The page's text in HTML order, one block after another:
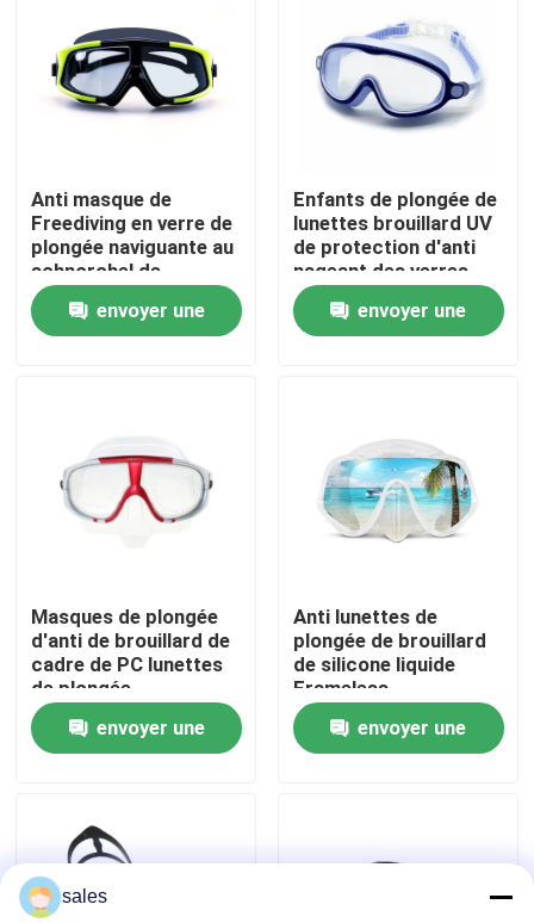
Maison
Des produits
Visite d'usine
Nouvelles
Cas
Demandez une citation
Anti brouillard lunettes de natation
Lunettes de verres de sûreté
Anti masque de
Freediving en verre de
plongée naviguante au
schnorchel de
scaphandre de
brouillardenvoyer une
Enfants de plongée de
lunettes brouillard UV
de protection d'anti
nageant des verres
envoyer une
Masques de plongée
d'anti de brouillard de
cadre de PC lunettes
de plongée
envoyer une
Anti lunettes de
plongée de brouillard
de silicone liquide
Frameless
envoyer une
sales